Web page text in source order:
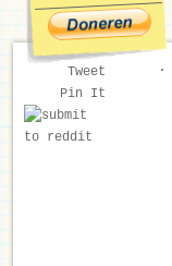
Tweet
Pin It